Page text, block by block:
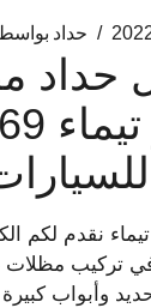
حداد
حداد
نقدم لكم
تركيب مظلات
وأبواب كبيرة